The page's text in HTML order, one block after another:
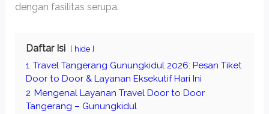
dengan fasilitas serupa.
Daftar Isi hide
1 Travel Tangerang Gunungkidul 2026: Pesan Tiket
Door to Door & Layanan Eksekutif Hari Ini
2 Mengenal Layanan Travel Door to Door
Tangerang – Gunungkidul